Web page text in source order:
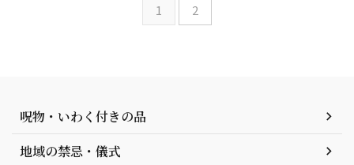
1 2
呪物・いわく付きの品
地域の禁忌・儀式